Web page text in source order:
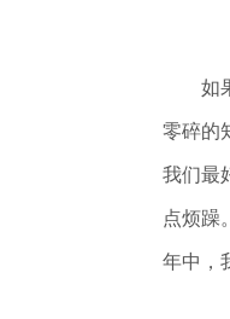
如果
零碎的
我们最
点烦躁
年中，